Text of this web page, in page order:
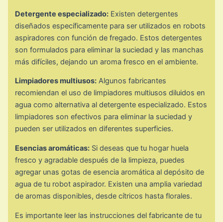
Detergente especializado: Existen detergentes
diseñados específicamente para ser utilizados en robots
aspiradores con función de fregado. Estos detergentes
son formulados para eliminar la suciedad y las manchas
más difíciles, dejando un aroma fresco en el ambiente.
Limpiadores multiusos: Algunos fabricantes
recomiendan el uso de limpiadores multiusos diluidos en
agua como alternativa al detergente especializado. Estos
limpiadores son efectivos para eliminar la suciedad y
pueden ser utilizados en diferentes superficies.
Esencias aromáticas: Si deseas que tu hogar huela
fresco y agradable después de la limpieza, puedes
agregar unas gotas de esencia aromática al depósito de
agua de tu robot aspirador. Existen una amplia variedad
de aromas disponibles, desde cítricos hasta florales.
Es importante leer las instrucciones del fabricante de tu